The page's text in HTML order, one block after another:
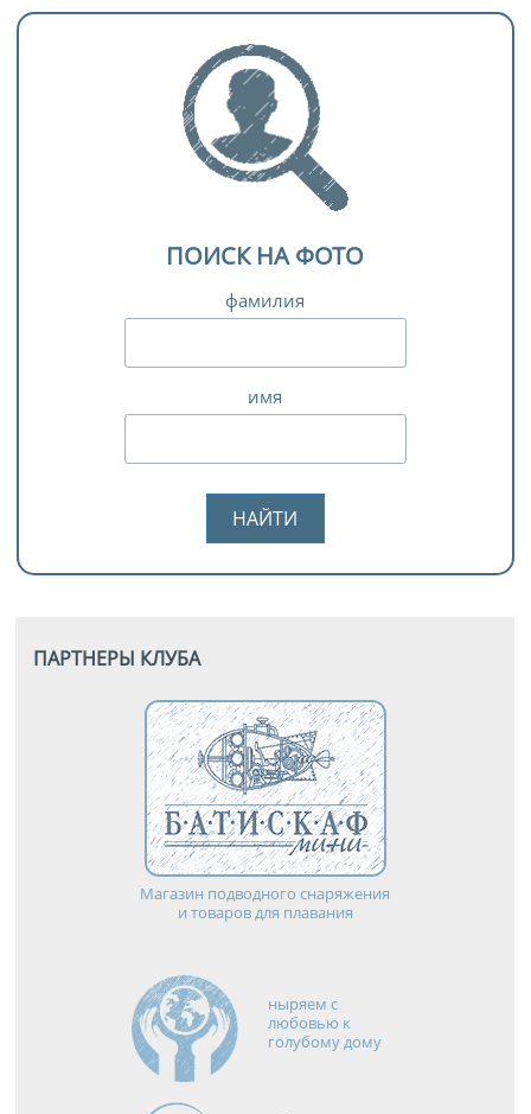
ПОИСК НА ФОТО
фамилия
имя
ПАРТНЕРЫ КЛУБА
Магазин подводного снаряжения
и товаров для плавания
ныряем с
любовью к
голубому дому